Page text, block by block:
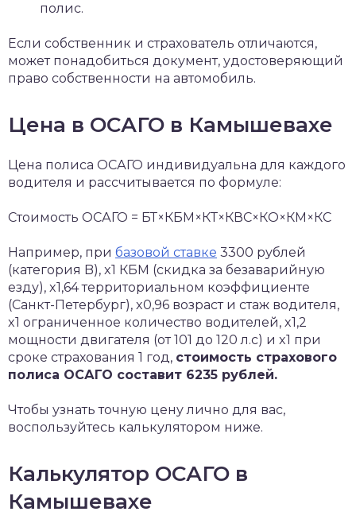
полис.
Если собственник и страхователь отличаются,
может понадобиться документ, удостоверяющий
право собственности на автомобиль.
Цена в ОСАГО в Камышевахе
Цена полиса ОСАГО индивидуальна для каждого
водителя и рассчитывается по формуле:
Стоимость ОСАГО = БТ×КБМ×КТ×КВС×КО×КМ×КС
Например, при базовой ставке 3300 рублей
(категория B), x1 КБМ (скидка за безаварийную
езду), x1,64 территориальном коэффициенте
(Санкт-Петербург), x0,96 возраст и стаж водителя,
x1 ограниченное количество водителей, x1,2
мощности двигателя (от 101 до 120 л.с) и x1 при
сроке страхования 1 год, стоимость страхового
полиса ОСАГО составит 6235 рублей.
Чтобы узнать точную цену лично для вас,
воспользуйтесь калькулятором ниже.
Калькулятор ОСАГО в
Камышевахе